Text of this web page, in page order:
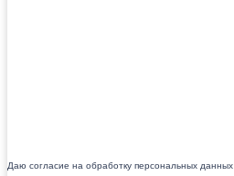
Даю согласие на обработку персональных данных